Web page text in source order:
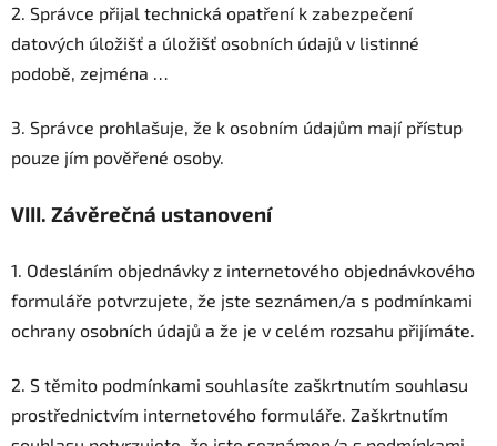
2. Správce přijal technická opatření k zabezpečení
datových úložišť a úložišť osobních údajů v listinné
podobě, zejména …
3. Správce prohlašuje, že k osobním údajům mají přístup
pouze jím pověřené osoby.
VIII. Závěrečná ustanovení
1. Odesláním objednávky z internetového objednávkového
formuláře potvrzujete, že jste seznámen/a s podmínkami
ochrany osobních údajů a že je v celém rozsahu přijímáte.
2. S těmito podmínkami souhlasíte zaškrtnutím souhlasu
prostřednictvím internetového formuláře. Zaškrtnutím